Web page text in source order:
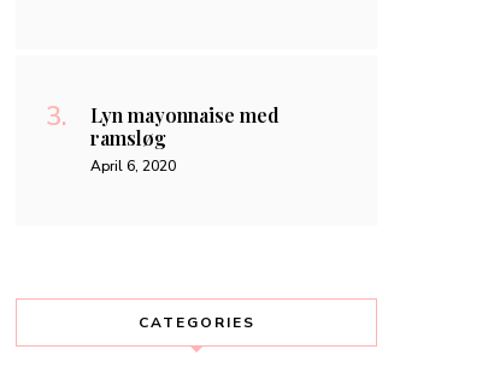
Lyn mayonnaise med
ramsløg
April 6, 2020
CATEGORIES